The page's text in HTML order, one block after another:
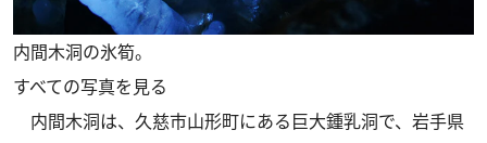
内間木洞の氷筍。
すべての写真を見る
内間木洞は、久慈市山形町にある巨大鍾乳洞で、岩手県